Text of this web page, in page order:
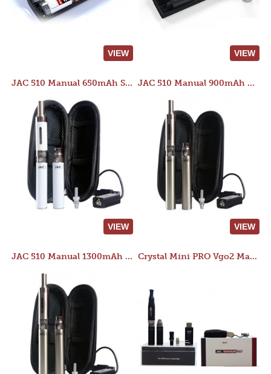
VIEW VIEW
JAC 510 Manual 650mAh Starter Kit
VIEW
JAC 510 Manual 900mAh Starter Kit
VIEW
JAC 510 Manual 1300mAh Starter Kit Crystal Mini PRO Vgo2 Manual 400mAh Kit